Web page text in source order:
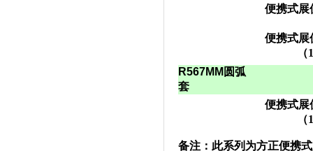
便携式展
便携式展
（
R567MM 圆弧
套
便携式展
（
备注：此系列为方正便携